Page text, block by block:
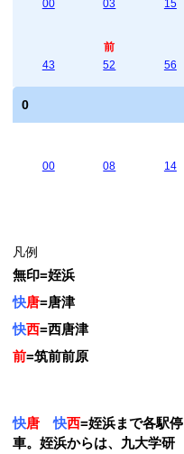
00 03 15
43
前
52
56
0
00 08 14
凡例
無印=姪浜
快唐=唐津
快西=西唐津
前=筑前前原
快唐 快西=姪浜まで各駅停
車。姪浜からは、九大学研